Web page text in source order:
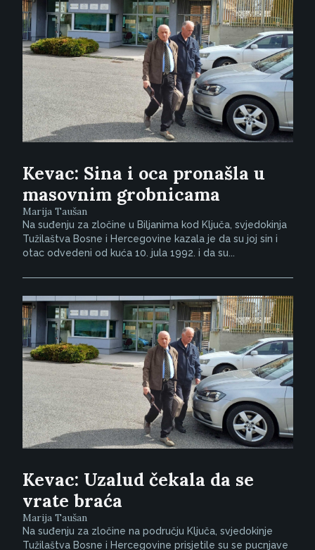
Kevac: Sina i oca pronašla u
masovnim grobnicama
Marija Taušan
Na suđenju za zločine u Biljanima kod Ključa, svjedokinja
Tužilaštva Bosne i Hercegovine kazala je da su joj sin i
otac odvedeni od kuća 10. jula 1992. i da su...
Kevac: Uzalud čekala da se
vrate braća
Marija Taušan
Na suđenju za zločine na području Ključa, svjedokinje
Tužilaštva Bosne i Hercegovine prisjetile su se pucnjave